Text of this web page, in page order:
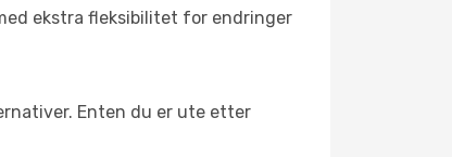
ekstra fleksibilitet for endringer
Enten du er ute etter